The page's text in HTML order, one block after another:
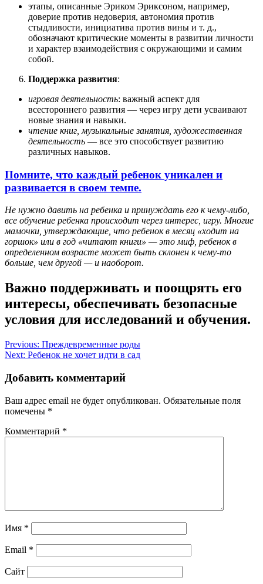
этапы, описанные Эриком Эриксоном, например,
доверие против недоверия, автономия против
стыдливости, инициатива против вины и т. д.,
обозначают критические моменты в развитии личности
и характер взаимодействия с окружающими и самим
собой.
Поддержка развития:
игровая деятельность: важный аспект для
всестороннего развития — через игру дети усваивают
новые знания и навыки.
чтение книг, музыкальные занятия, художественная
деятельность — все это способствует развитию
различных навыков.
Помните, что каждый ребенок уникален и
развивается в своем темпе.
Не нужно давить на ребенка и принуждать его к чему-либо,
все обучение ребенка происходит через интерес, игру. Многие
мамочки, утверждающие, что ребенок в месяц «ходит на
горшок» или в год «читают книги» — это миф, ребенок в
определенном возрасте может быть склонен к чему-то
больше, чем другой — и наоборот.
Важно поддерживать и поощрять его
интересы, обеспечивать безопасные
условия для исследований и обучения.
Навигация
по
записям
Previous: Преждевременные роды
Next: Ребенок не хочет идти в сад
Добавить комментарий
Ваш адрес email не будет опубликован. Обязательные поля
помечены *
Комментарий *
Имя *
Email *
Сайт